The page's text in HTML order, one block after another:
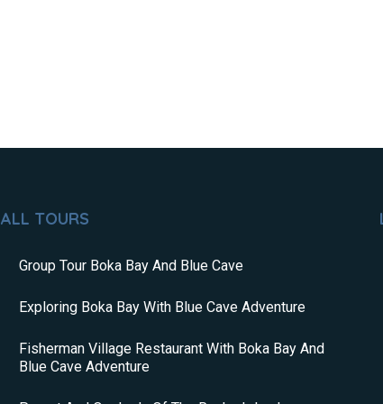
ALL TOURS
Group Tour Boka Bay And Blue Cave
Exploring Boka Bay With Blue Cave Adventure
Fisherman Village Restaurant With Boka Bay And
Blue Cave Adventure